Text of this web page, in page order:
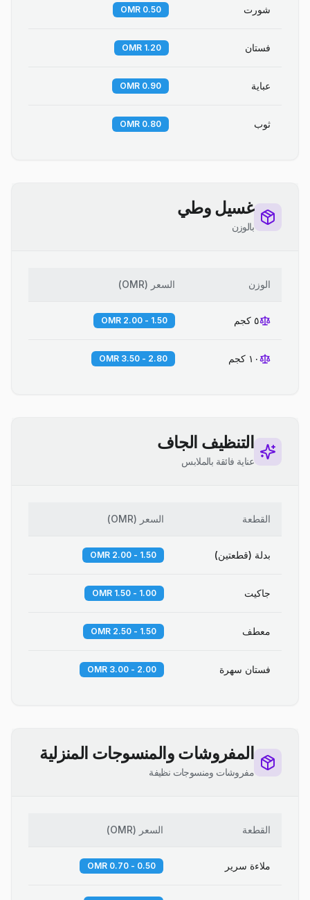
شورت 0.50 OMR
فستان 1.20 OMR
عباية 0.90 OMR
ثوب 0.80 OMR
غسيل وطي
بالوزن
الوزن السعر (
OMR
)
٥ كجم 1.50 - 2.00 OMR
١٠ كجم 2.80 - 3.50 OMR
التنظيف الجاف
عناية فائقة بالملابس
القطعة السعر (
OMR
)
بدلة (قطعتين) 1.50 - 2.00 OMR
جاكيت 1.00 - 1.50 OMR
معطف 1.50 - 2.50 OMR
فستان سهرة 2.00 - 3.00 OMR
المفروشات والمنسوجات المنزلية
مفروشات ومنسوجات نظيفة
القطعة السعر (
OMR
)
ملاءة سرير 0.50 - 0.70 OMR